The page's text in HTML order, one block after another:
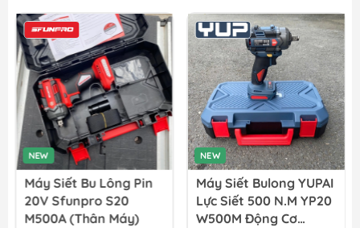
Mũi Vít Chống Trượt Amaxtools HEX-65CT
44.900₫
NEW
Máy Siết Bu Lông Pin
20V Sfunpro S20
M500A (thân Máy)
NEW
Máy Siết Bulong YUPAI
Lực Siết 500 N.M YP20
W500M Động Cơ